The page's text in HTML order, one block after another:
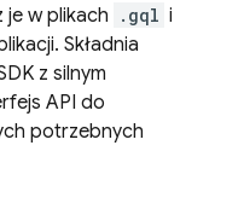
je w plikach
.gql i
Składnia
z silnym
API do
potrzebnych